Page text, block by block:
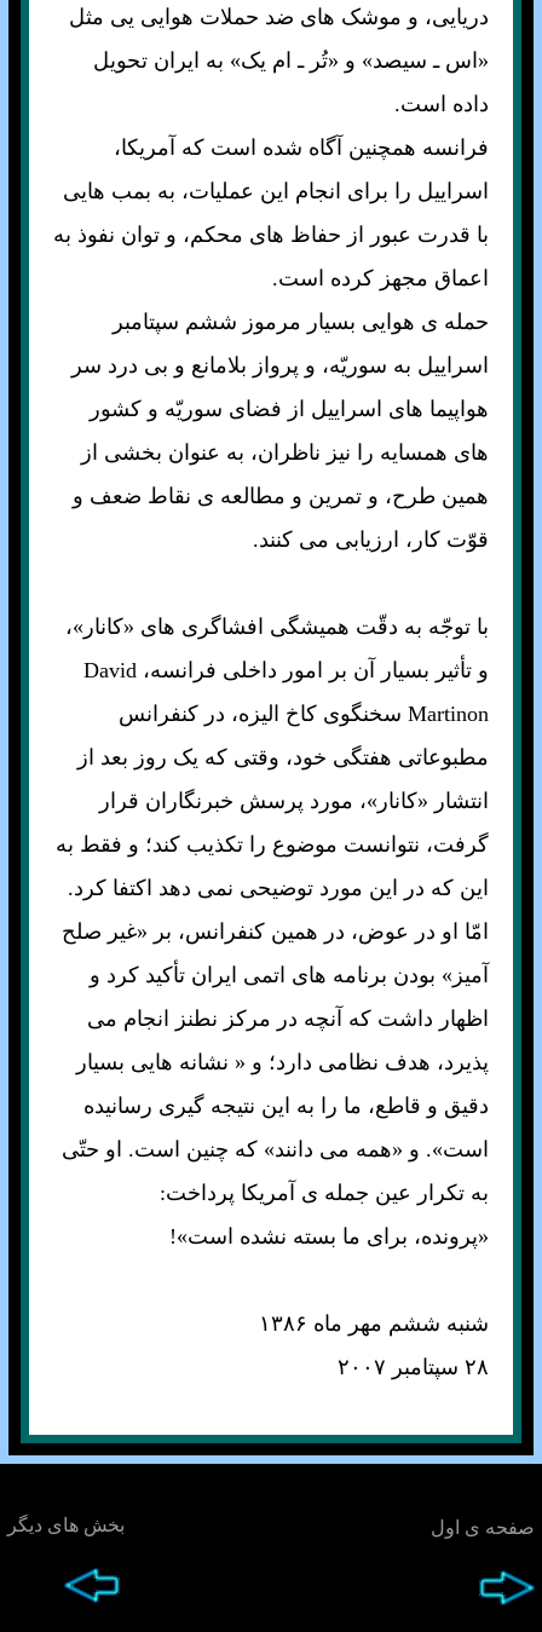
دريايی، و موشک های ضد حملات هوايی يی مثل
«اس ـ سيصد» و «تُر ـ ام يک» به ايران تحويل
داده است.
فرانسه همچنين آگاه شده است که آمريکا،
اسراييل را برای انجام اين عمليات، به بمب هايی
با قدرت عبور از حفاظ های محکم، و توان نفوذ به
اعماق مجهز کرده است.
حمله ی هوايی بسيار مرموز ششم سپتامبر
اسراييل به سوريّه، و پرواز بلامانع و بی درد سر
هواپيما های اسراييل از فضای سوريّه و کشور
های همسايه را نيز ناظران، به عنوان بخشی از
همين طرح، و تمرين و مطالعه ی نقاط ضعف و
قوّت کار، ارزيابی می کنند.
با توجّه به دقّت هميشگی افشاگری های «کانار»‌،
و تأثير بسيار آن بر امور داخلی فرانسه، David
Martinon سخنگوی کاخ اليزه، در کنفرانس
مطبوعاتی هفتگی خود، وقتی که يک روز بعد از
انتشار «کانار»، مورد پرسش خبرنگاران قرار
گرفت، نتوانست موضوع را تکذيب کند؛ و فقط به
اين که در اين مورد توضيحی نمی دهد اکتفا کرد.
امّا او در عوض، در همين کنفرانس، بر «غير صلح
آميز» بودن برنامه های اتمی ايران تأکيد کرد و
اظهار داشت که آنچه در مرکز نطنز انجام می
پذيرد، هدف نظامی دارد؛ و « نشانه هايی بسيار
دقيق و قاطع، ما را به اين نتيجه گيری رسانيده
است». و «همه می دانند» که چنين است. او حتّی
به تکرار عين جمله ی آمريکا پرداخت:
«پرونده، برای ما بسته نشده است»!
شنبه ششم مهر ماه ۱۳۸۶
۲۸ سپتامبر ۲۰۰۷
بخش های ديگر صفحه ی اول